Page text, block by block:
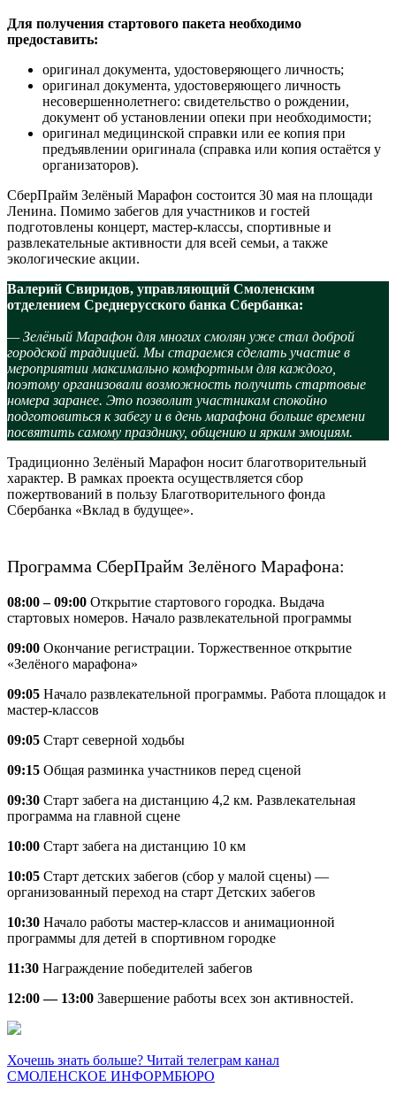
Для получения стартового пакета необходимо
предоставить:
оригинал документа, удостоверяющего личность;
оригинал документа, удостоверяющего личность
несовершеннолетнего: свидетельство о рождении,
документ об установлении опеки при необходимости;
оригинал медицинской справки или ее копия при
предъявлении оригинала (справка или копия остаётся у
организаторов).
СберПрайм Зелёный Марафон состоится 30 мая на площади
Ленина. Помимо забегов для участников и гостей
подготовлены концерт, мастер-классы, спортивные и
развлекательные активности для всей семьи, а также
экологические акции.
Валерий Свиридов, управляющий Смоленским
отделением Среднерусского банка Сбербанка:
— Зелёный Марафон для многих смолян уже стал доброй
городской традицией. Мы стараемся сделать участие в
мероприятии максимально комфортным для каждого,
поэтому организовали возможность получить стартовые
номера заранее. Это позволит участникам спокойно
подготовиться к забегу и в день марафона больше времени
посвятить самому празднику, общению и ярким эмоциям.
Традиционно Зелёный Марафон носит благотворительный
характер. В рамках проекта осуществляется сбор
пожертвований в пользу Благотворительного фонда
Сбербанка «Вклад в будущее».
Программа СберПрайм Зелёного Марафона:
08:00 – 09:00 Открытие стартового городка. Выдача
стартовых номеров. Начало развлекательной программы
09:00 Окончание регистрации. Торжественное открытие
«Зелёного марафона»
09:05 Начало развлекательной программы. Работа площадок и
мастер-классов
09:05 Старт северной ходьбы
09:15 Общая разминка участников перед сценой
09:30 Старт забега на дистанцию 4,2 км. Развлекательная
программа на главной сцене
10:00 Старт забега на дистанцию 10 км
10:05 Старт детских забегов (сбор у малой сцены) —
организованный переход на старт Детских забегов
10:30 Начало работы мастер-классов и анимационной
программы для детей в спортивном городке
11:30 Награждение победителей забегов
12:00 — 13:00 Завершение работы всех зон активностей.
Хочешь знать больше? Читай телеграм канал
СМОЛЕНСКОЕ ИНФОРМБЮРО